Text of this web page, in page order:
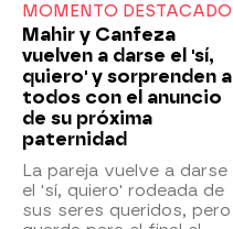
MOMENTO DESTACADO
Mahir y Canfeza
vuelven a darse el 'sí,
quiero' y sorprenden a
todos con el anuncio
de su próxima
paternidad
La pareja vuelve a darse
el 'sí, quiero' rodeada de
sus seres queridos, pero